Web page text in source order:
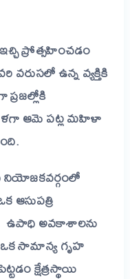
ప్రోత్సహించడం
ఉన్న వ్యక్తికి
ఆమె పట్ల మహిళా
నియోజకవర్గంలో
ఆసుపత్రి
ఉపాధి అవకాశాలను
ఒక సామాన్య గృహ
క్షేత్రస్థాయి